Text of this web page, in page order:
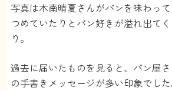
写真は木南晴夏さんがパンを味わっ
つめていたりとパン好きが溢れ出て
り。
過去に届いたものを見ると、パン屋
の手書きメッセージが多い印象でした